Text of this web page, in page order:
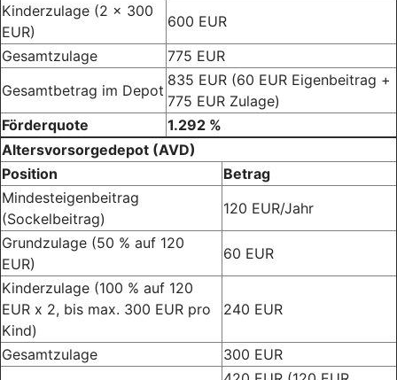
Kinderzulage (2 x 300
EUR)
600 EUR
Gesamtzulage
775 EUR
Gesamtbetrag im Depot
835 EUR (60 EUR Eigenbeitrag +
775 EUR Zulage)
Förderquote
1.292 %
Altersvorsorgedepot (AVD)
Position
Betrag
Mindesteigenbeitrag
(Sockelbeitrag)
120 EUR/Jahr
Grundzulage (50 % auf 120
EUR)
60 EUR
Kinderzulage (100 % auf 120
EUR x 2, bis max. 300 EUR pro
Kind)
240 EUR
Gesamtzulage 300 EUR